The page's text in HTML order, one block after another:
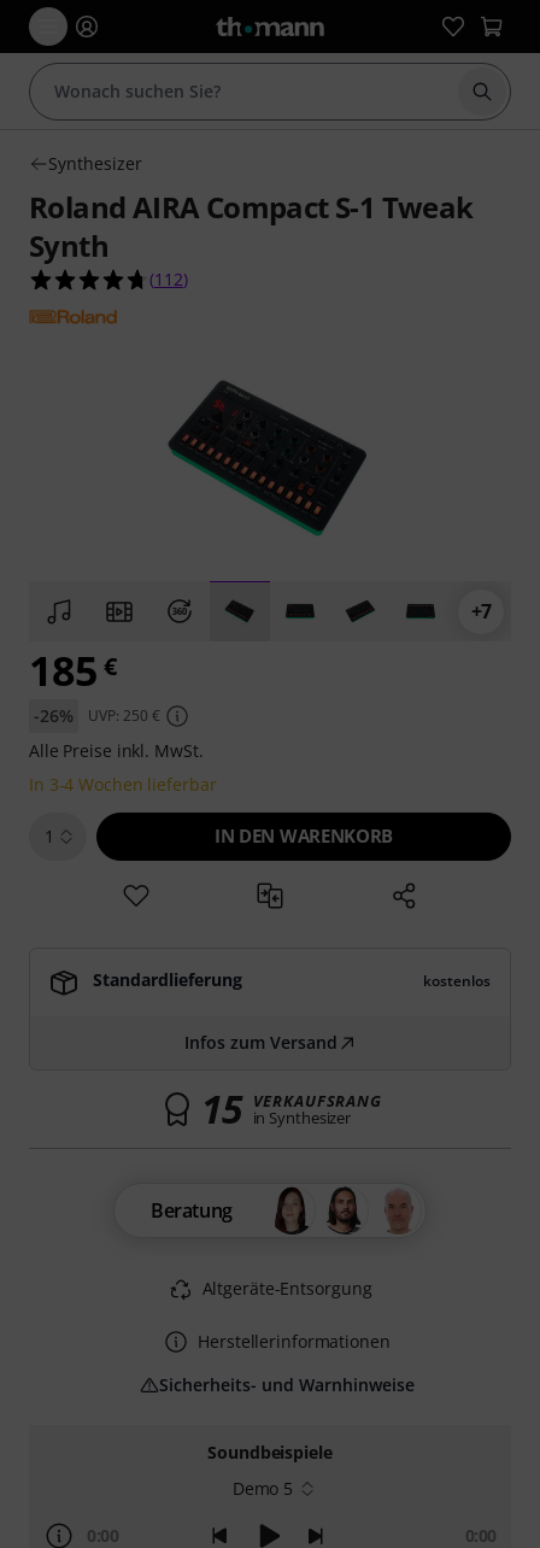
Suche
Synthesizer
Roland AIRA Compact S-1 Tweak
Synth
4.7 von 5 Sternen aus 112 Kundenbewertungen
(112)
+7
Soundbeispiele
Demo 5
0:00 0:00
185 €
-26% UVP: 250 €
Alle Preise inkl. MwSt.
In 3-4 Wochen lieferbar
1 IN DEN WARENKORB
Standardlieferung kostenlos
Infos zum Versand
15 VERKAUFSRANG
in Synthesizer
Beratung
Altgeräte-Entsorgung
Herstellerinformationen
Sicherheits- und Warnhinweise